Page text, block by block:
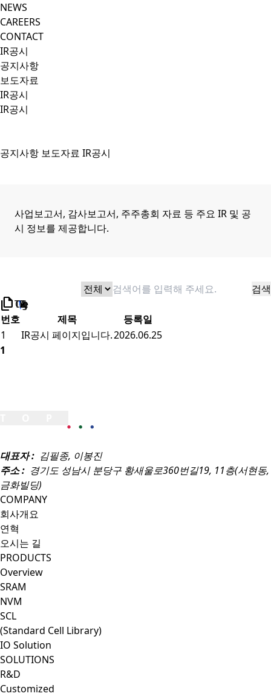
NEWS
CAREERS
CONTACT
IR공시
공지사항
보도자료
IR공시
IR공시
공지사항 보도자료 IR공시
사업보고서, 감사보고서, 주주총회 자료 등 주요 IR 및 공
시 정보를 제공합니다.
file_copyTOTAL 1/1 Page)
검색
번호 제목
등록일
1
IR공시 페이지입니다.2026.06.25
1
대표자 : 김필종, 이봉진
주소 : 경기도 성남시 분당구 황새울로360번길19, 11층(서현동,
금화빌딩)
COMPANY
회사개요
연혁
오시는 길
PRODUCTS
Overview
SRAM
NVM
SCL
(Standard Cell Library)
IO Solution
SOLUTIONS
R&D
Customized